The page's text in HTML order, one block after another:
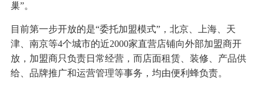
巢”。
目前第一步开放的是“委托加盟模式”，北京、上海、天
津、南京等4个城市的近2000家直营店铺向外部加盟商开
放，加盟商只负责日常经营，而店面租赁、装修、产品供
给、品牌推广和运营管理等事务，均由便利蜂负责。